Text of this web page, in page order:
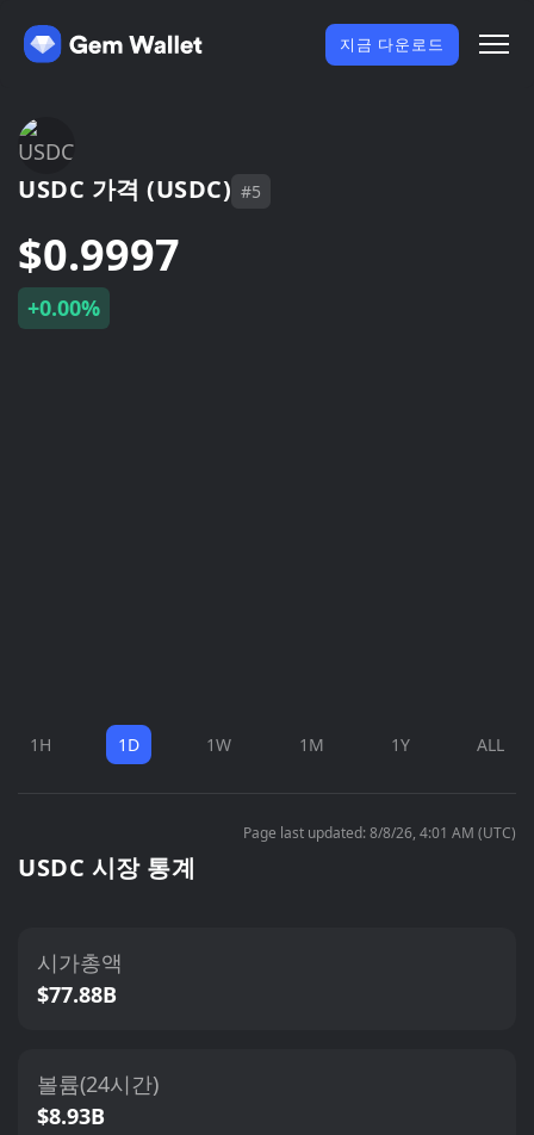
지금 다운로드
USDC 가격 (USDC) #5
$0.9997
+0.00%
1H 1D 1W 1M 1Y ALL
Page last updated: 8/8/26, 4:01 AM (UTC)
USDC 시장 통계
시가총액
$77.88B
볼륨(24시간)
$8.93B